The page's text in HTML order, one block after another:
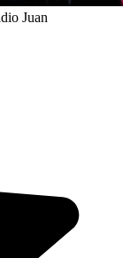
Juan